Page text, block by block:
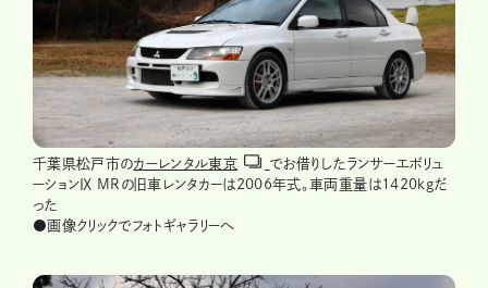
千葉県松戸市のカーレンタル東京
でお借りしたランサーエボリュ
ーションⅨ MRの旧車レンタカーは2006年式。車両重量は1420kgだ
った
●画像クリックでフォトギャラリーへ